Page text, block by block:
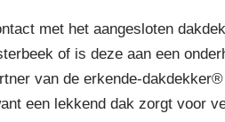
met het aangesloten
of is deze aan een
van de erkende-
een lekkend dak zorgt voor